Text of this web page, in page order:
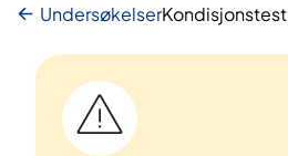
UndersøkelserKondisjonstest